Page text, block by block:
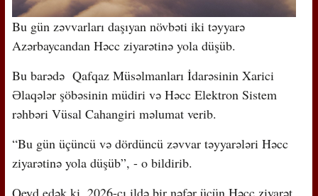
Bu gün zəvvarları daşıyan növbəti iki təyyarə
Azərbaycandan Həcc ziyarətinə yola düşüb.
Bu barədə Qafqaz Müsəlmanları İdarəsinin Xarici
Əlaqələr şöbəsinin müdiri və Həcc Elektron Sistem
rəhbəri Vüsal Cahangiri məlumat verib.
“Bu gün üçüncü və dördüncü zəvvar təyyarələri Həcc
ziyarətinə yola düşüb”, - o bildirib.
Qeyd edək ki, 2026-cı ildə bir nəfər üçün Həcc ziyarət